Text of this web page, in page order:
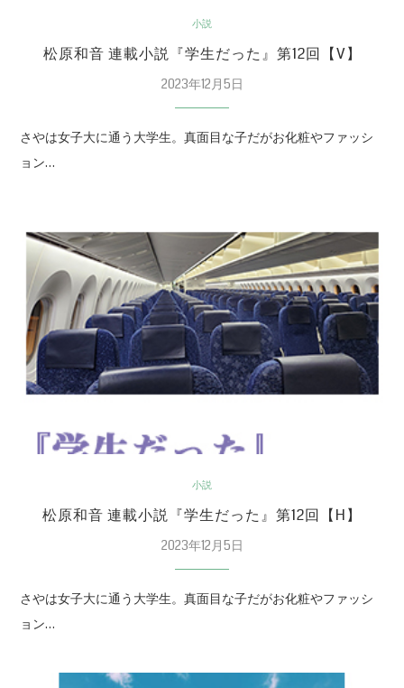
小説
松原和音 連載小説『学生だった』第12回【V】
2023年12月5日
さやは女子大に通う大学生。真面目な子だがお化粧やファッシ
ョン…
小説
松原和音 連載小説『学生だった』第12回【H】
2023年12月5日
さやは女子大に通う大学生。真面目な子だがお化粧やファッシ
ョン…